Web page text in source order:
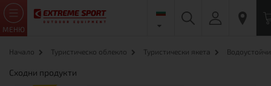
МЕНЮ
Начало Туристическо облекло Туристически якета
Сходни продукти